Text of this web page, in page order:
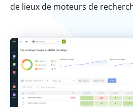
de lieux de moteurs de